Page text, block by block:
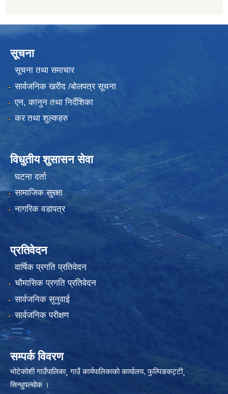
सूचना
सूचना तथा समाचार
सार्वजनिक खरीद /बोलपत्र सूचना
एन, कानुन तथा निर्देशिका
कर तथा शुल्कहरु
विधुतीय शुसासन सेवा
घटना दर्ता
सामाजिक सुरक्षा
नागरिक वडापत्र
प्रतिवेदन
वार्षिक प्रगति प्रतिवेदन
चौमासिक प्रगति प्रतिवेदन
सार्वजनिक सुनुवाई
सार्वजनिक परीक्षण
सम्पर्क विवरण
भोटेकोशी गाउँपालिका¸ गाउँ कार्यपालिकाकाे कार्यालय, फुल्पिङकट्टी¸
सिन्धुपल्चोक ।